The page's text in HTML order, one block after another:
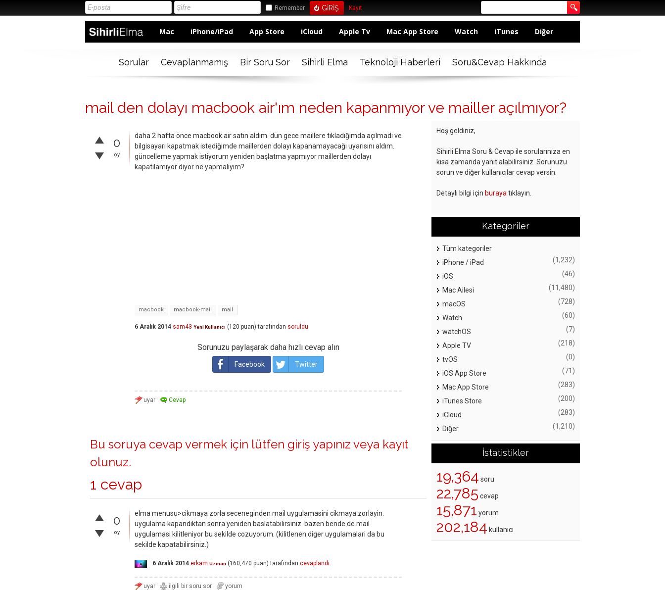
Remember Kayıt
Mac iPhone/iPad App Store iCloud Apple Tv Mac App Store Watch iTunes Diğer
Sorular Cevaplanmamış Bir Soru Sor Sihirli Elma Teknoloji Haberleri Soru&Cevap Hakkında
mail den dolayı macbook air'ım neden kapanmıyor ve mailler açılmıyor?
0
oy
daha 2 hafta önce macbook air satın aldım. dün gece maillere tıkladığımda açılmadı ve
bilgisayarı kapatmak istediğimde maillerden dolayı kapanamayacağı uyarısını aldım.
güncelleme yapmak istiyorum yeniden başlatma yapmıyor maillerden dolayı
kapatılamıyor diyor ne yapmalıyım?
macbook macbook-mail mail
6 Aralık 2014 sam43 Yeni Kullanıcı (120 puan) tarafından soruldu
Sorunuzu paylaşarak daha hızlı cevap alın
Facebook Twitter
Bu soruya cevap vermek için lütfen giriş yapınız veya kayıt
olunuz.
1 cevap
0
oy
elma menusu>cikmaya zorla seceneginden mail uygulamasini cikmaya zorlayin.
uygulama kapandiktan sonra yeniden baslatabilirsiniz. bazen bende de mail
uygulamasi kilitleniyor bu sekilde cozuyorum. (kilitlenen diger uygulamalari da bu
sekilde kapatabilirsiniz.)
6 Aralık 2014 erkam Uzman (160,470 puan) tarafından cevaplandı
Hoş geldiniz,
Sihirli Elma Soru & Cevap ile sorularınıza en
kısa zamanda yanıt alabilirsiniz. Sorunuzu
sorun ve diğer kullanıcılar cevap versin.
Detaylı bilgi için buraya tıklayın.
Kategoriler
Tüm kategoriler
iPhone / iPad
(1,232)
iOS (46)
Mac Ailesi (11,480)
macOS (728)
Watch (60)
watchOS (7)
Apple TV (218)
tvOS (0)
iOS App Store (71)
Mac App Store (283)
iTunes Store (200)
iCloud (283)
Diğer (1,210)
İstatistikler
19,364 soru
22,785 cevap
15,871 yorum
202,184 kullanıcı